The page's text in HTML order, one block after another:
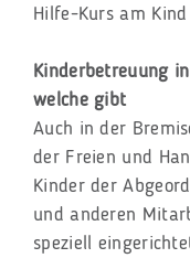
Hilfe-Kurs am
Kinderbetreuung
welche gibt
Auch in der
der Freien und
Kinder der
und anderen
speziell